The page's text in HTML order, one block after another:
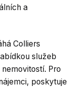
a
Colliers
služeb
Pro
poskytuje